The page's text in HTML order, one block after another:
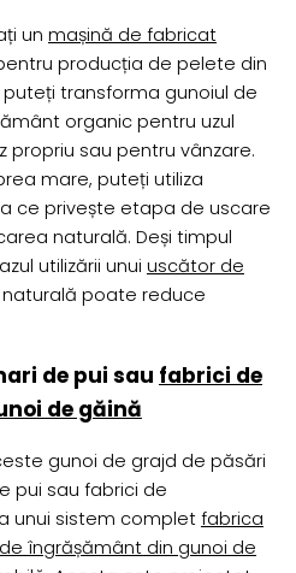
un mașină de fabricat
producția de pelete din
transforma gunoiul de
organic pentru uzul
propriu sau pentru vânzare.
mare, puteți utiliza
ce privește etapa de uscare
naturală. Deși timpul
utilizării unui uscător de
poate reduce
de pui sau fabrici de
de găină
gunoi de grajd de păsări
pui sau fabrici de
unui sistem complet fabrica
îngrășământ din gunoi de